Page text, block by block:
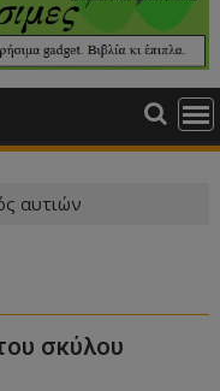
αυτιών
σκύλου